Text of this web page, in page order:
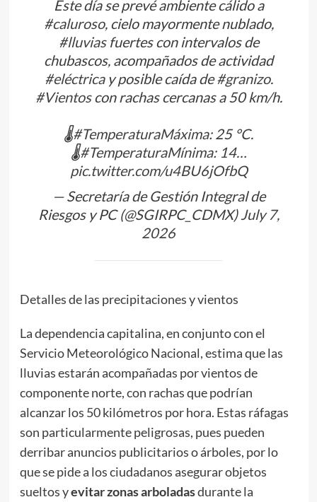
Este día se prevé ambiente cálido a
#caluroso, cielo mayormente nublado,
#lluviasfuertes con intervalos de
chubascos, acompañados de actividad
#eléctricay posible caída de#granizo.
#Vientoscon rachas cercanas a 50 km/h.
🌡️#TemperaturaMáxima: 25 °C.
🌡️#TemperaturaMínima: 14…
pic.twitter.com/u4BU6jOfbQ
— Secretaría de Gestión Integral de
Riesgos y PC (@SGIRPC_CDMX)July 7,
2026
Detalles de las precipitaciones y vientos
La dependencia capitalina, en conjunto con el
Servicio Meteorológico Nacional, estima que las
lluvias estarán acompañadas por vientos de
componente norte, con rachas que podrían
alcanzar los 50 kilómetros por hora. Estas ráfagas
son particularmente peligrosas, pues pueden
derribar anuncios publicitarios o árboles, por lo
que se pide a los ciudadanos asegurar objetos
sueltos yevitar zonas arboladasdurante la